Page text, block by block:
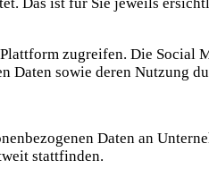
zugreifen. Die Social
Daten sowie deren Nutzung
Daten an
stattfinden.